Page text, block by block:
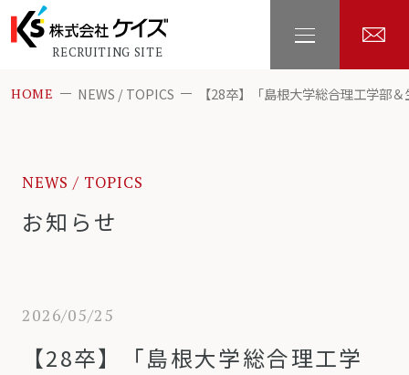
RECRUITING SITE
HOME NEWS / TOPICS 【28卒】「島根大学総合理工学部
NEWS / TOPICS
お知らせ
2026/05/25
【28卒】「島根大学総合理工学